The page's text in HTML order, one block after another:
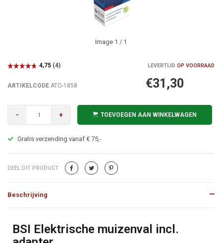
Image 1 / 1
LEVERTIJD OP VOORRAAD
ARTIKELCODE ATO-1858 €31,30
- + TOEVOEGEN AAN WINKELWAGEN
Gratis verzending vanaf € 75,-
DEEL DIT PRODUCT
Beschrijving
Beschrijving
BSI Elektrische muizenval incl.